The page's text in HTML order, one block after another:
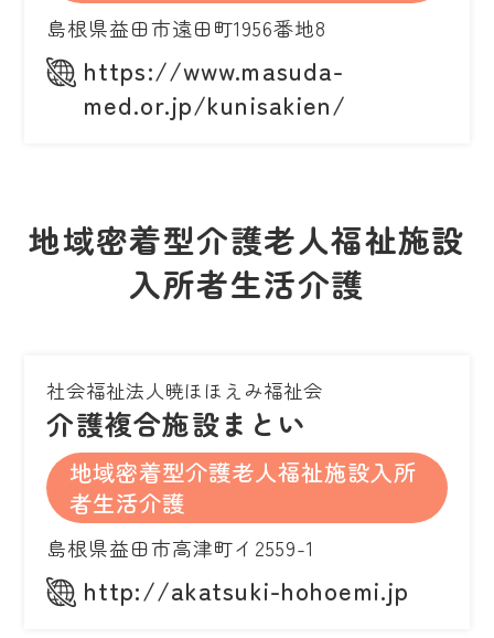
島根県益田市遠田町1956番地8
https://www.masuda-
med.or.jp/kunisakien/
地域密着型介護老人福祉施設
入所者生活介護
社会福祉法人暁ほほえみ福祉会
介護複合施設まとい
地域密着型介護老人福祉施設入所
者生活介護
島根県益田市高津町イ2559-1
http://akatsuki-hohoemi.jp